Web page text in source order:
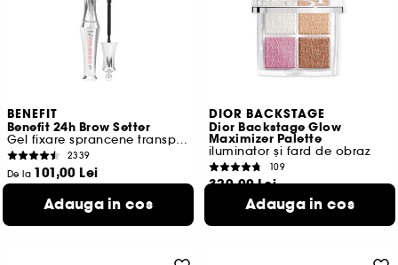
BENEFIT
Benefit 24h Brow Setter
Gel fixare sprancene transparent
2339
De la 101,00 Lei
2.500,00 Lei
2 variante disponibile
Adauga in cos
DIOR BACKSTAGE
Dior Backstage Glow
Maximizer Palette
iluminator și fard de obraz
109
320,00 Lei
3.200,00 Lei /100g
5 variante disponibile
Adauga in cos